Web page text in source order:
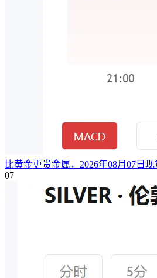
比黄金更贵金属，2026年08月07日
07